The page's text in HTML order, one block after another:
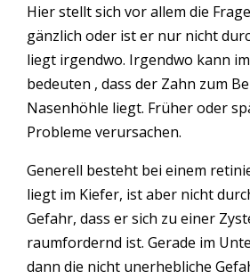
Hier stellt sich vor allem die
gänzlich oder ist er nur nicht
liegt irgendwo. Irgendwo kann
bedeuten , dass der Zahn zum
Nasenhöhle liegt. Früher oder
Probleme verursachen.
Generell besteht bei einem
liegt im Kiefer, ist aber nicht
Gefahr, dass er sich zu einer
raumfordernd ist. Gerade im
dann die nicht unerhebliche